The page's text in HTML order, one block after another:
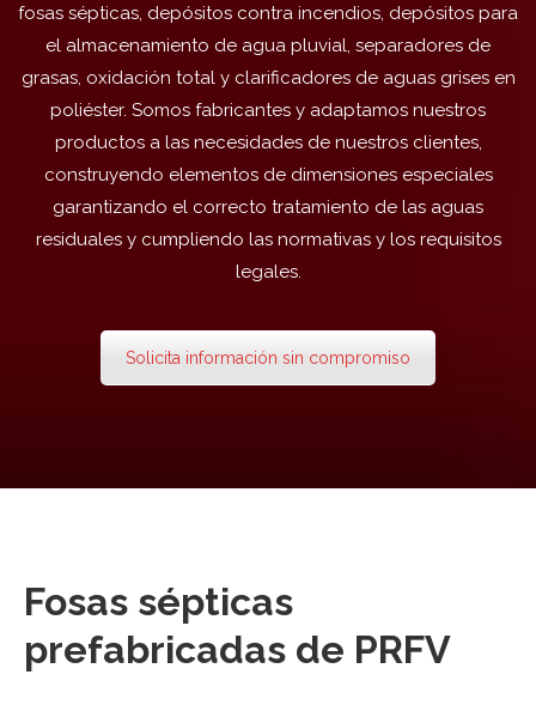
fosas sépticas, depósitos contra incendios, depósitos para
el almacenamiento de agua pluvial, separadores de
grasas, oxidación total y clarificadores de aguas grises en
poliéster. Somos fabricantes y adaptamos nuestros
productos a las necesidades de nuestros clientes,
construyendo elementos de dimensiones especiales
garantizando el correcto tratamiento de las aguas
residuales y cumpliendo las normativas y los requisitos
legales.
Solicita información sin compromiso
Fosas sépticas
prefabricadas de PRFV